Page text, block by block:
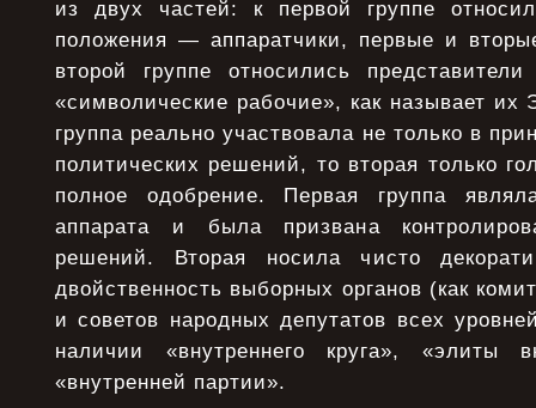
из двух частей: к первой группе
положения — аппаратчики, первые и
второй группе относились
«символические рабочие», как называет
группа реально участвовала не только в
политических решений, то вторая только
полное одобрение. Первая группа
аппарата и была призвана
решений. Вторая носила чисто
двойственность выборных органов (как
и советов народных депутатов всех
наличии «внутреннего круга»,
«внутренней партии».